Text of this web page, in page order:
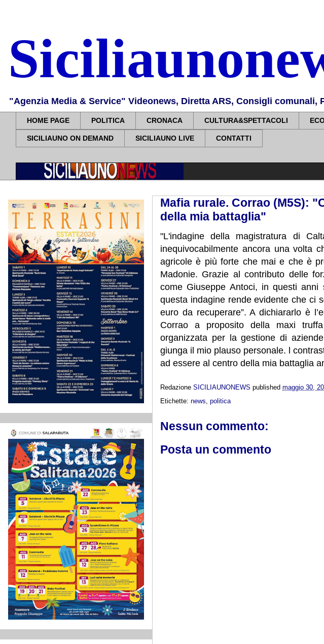
"Agenzia Media & Service" Videonews, Diretta ARS, Consigli
HOME PAGE POLITICA CRONACA CULTURA&SPETTACOLI
SICILIAUNO ON DEMAND SICILIAUNO LIVE CONTATTI
Mafia rurale. Corrao (M5S):
della mia battaglia"
"L'indagine della magistratura di
inequivocabilmente ancora una volta
agricole è più forte che mai e che è
Madonie. Grazie al contributo delle
come Giuseppe Antoci, in questi
questa indagine rende evidente che ci
euro da recuperare”. A dichiararlo è
Corrao a proposito della maxi
organizzata per la gestione di
giunga il mio plauso personale. l
ad essere al centro della mia battaglia
Redazione SICILIAUNONEWS published maggio 30,
Etichette: news politica
Nessun commento:
Posta un commento